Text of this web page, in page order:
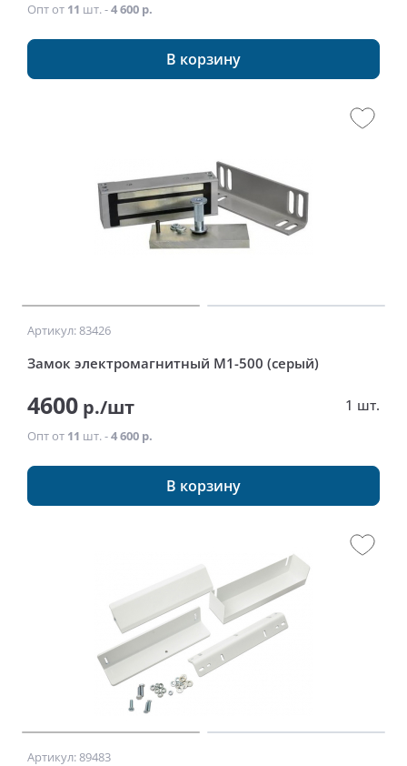
Опт от 11 шт. -4 600 р.
В корзину
Артикул: 83426
Замок электромагнитный М1-500 (серый)
4600 р./шт 1 шт.
Опт от 11 шт. -4 600 р.
В корзину
Артикул: 89483